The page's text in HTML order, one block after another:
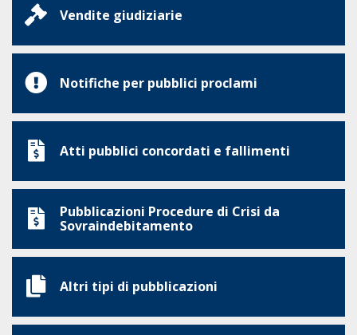
Vendite giudiziarie
Notifiche per pubblici proclami
Atti pubblici concordati e fallimenti
Pubblicazioni Procedure di Crisi da
Sovraindebitamento
Altri tipi di pubblicazioni